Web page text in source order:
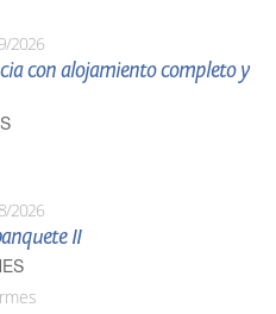
2026
con alojamiento completo y
2026
II